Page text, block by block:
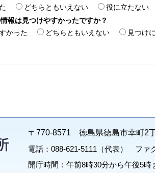
どちらともいえない
役に立たない
報は見つけやすかったですか？
かった どちらともいえない 見つけ
〒770-8571 徳島県徳島市幸町2
電話：088-621-5111（代表） ファ
開庁時間：午前8時30分から午後5時